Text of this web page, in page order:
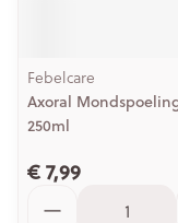
Febelcare
Axoral
250ml
€ 7,99